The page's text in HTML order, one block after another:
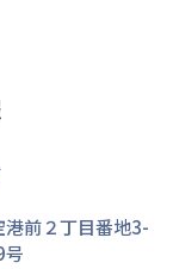
港前２丁目番地3-
号